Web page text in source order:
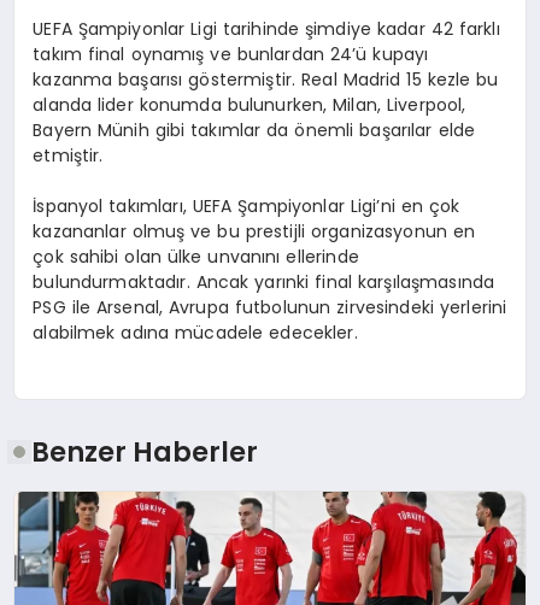
UEFA Şampiyonlar Ligi tarihinde şimdiye kadar 42 farklı
takım final oynamış ve bunlardan 24’ü kupayı
kazanma başarısı göstermiştir. Real Madrid 15 kezle bu
alanda lider konumda bulunurken, Milan, Liverpool,
Bayern Münih gibi takımlar da önemli başarılar elde
etmiştir.
İspanyol takımları, UEFA Şampiyonlar Ligi’ni en çok
kazananlar olmuş ve bu prestijli organizasyonun en
çok sahibi olan ülke unvanını ellerinde
bulundurmaktadır. Ancak yarınki final karşılaşmasında
PSG ile Arsenal, Avrupa futbolunun zirvesindeki yerlerini
alabilmek adına mücadele edecekler.
Benzer Haberler